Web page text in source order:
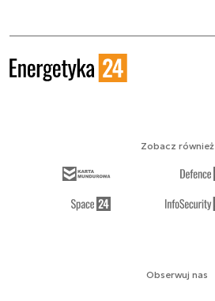
Obserwuj nas
Zobacz również